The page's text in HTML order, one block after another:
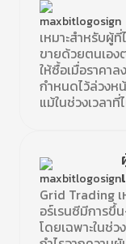
เหมาะสำหรับผู้
ขายด้วยตนเอ
ให้ซื้อเมื่อราคา
กำหนดไว้ล่วงห
แม้ในช่วงเวลา
Grid Trading
อร์เรนซีมีการขึ้
โดยเฉพาะในช่